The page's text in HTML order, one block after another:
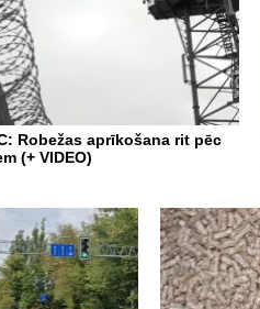
Robežas aprīkošana rit pēc
(+ VIDEO)